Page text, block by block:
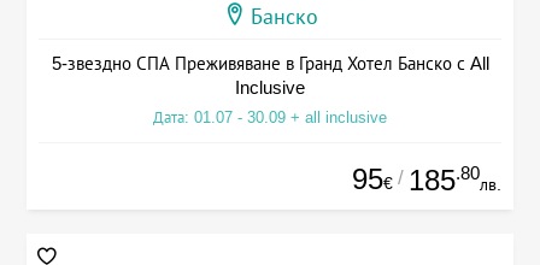
Банско
5-звездно СПА Преживяване в Гранд Хотел Банско с All
Inclusive
Дата: 01.07 - 30.09 + all inclusive
95€ / 185.80
лв.